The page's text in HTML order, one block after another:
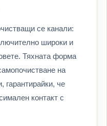
се канали:
широки и
Тяхната форма
на
гарантирайки, че
контакт с